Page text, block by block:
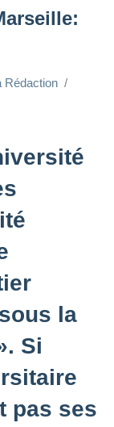
Rédaction
la
Si
pas ses